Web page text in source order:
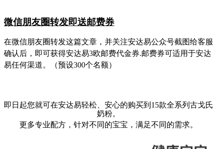
微信朋友圈转发即送邮费券
在微信朋友圈转发这篇文章，并关注安达易公众号截图给客服
确认后，即可获得安达易3欧邮费代金券.邮费券可适用于安达
易任何渠道。（预设300个名额）
即日起您就可在安达易轻松、安心的购买到15款全系列古戈氏
奶粉。
更多专业配方，针对不同的宝宝，满足不同的需求。